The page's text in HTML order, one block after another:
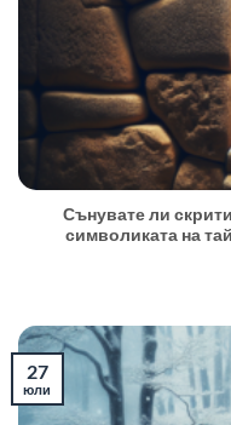
Сънувате ли
символиката на
27
юли